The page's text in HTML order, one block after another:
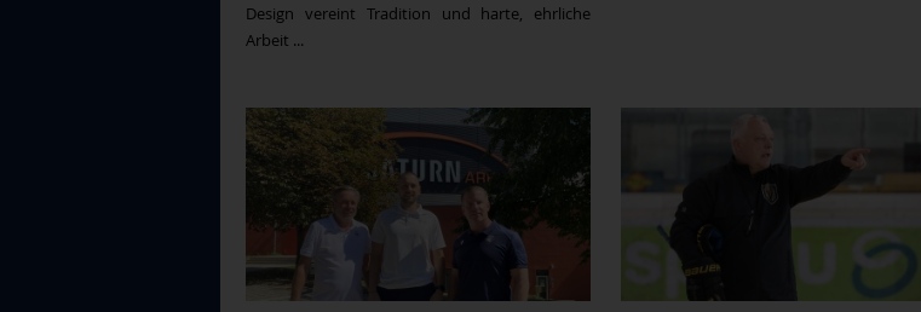
Design vereint Tradition und harte, ehrliche
Arbeit ...